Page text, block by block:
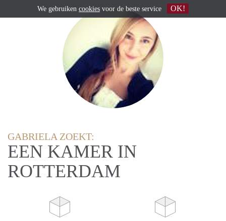
GABRIELA ZOEKT:
EEN KAMER IN
ROTTERDAM
We gebruiken cookies voor de beste service OK!